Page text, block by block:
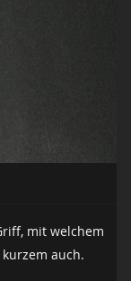
mit welchem
auch.